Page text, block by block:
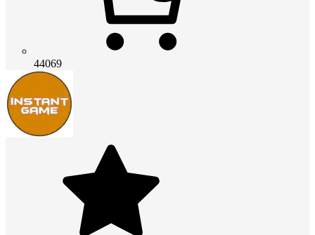
44069